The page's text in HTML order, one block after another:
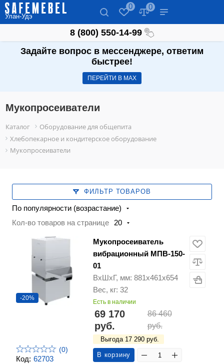
Улан-Удэ
0 0
8 (800) 550-14-99
Задайте вопрос в мессенджере, ответим
быстрее!
ПЕРЕЙТИ В МАХ
Мукопросеиватели
Каталог
Оборудование для общепита
Хлебопекарное и кондитерское оборудование
Мукопросеиватели
ФИЛЬТР ТОВАРОВ
По популярности (возрастание)
Кол-во товаров на странице
20
Код: 62703
-20%
(0)
Мукопросеиватель
вибрационный МПВ-150-
01
ВхШхГ, мм: 881х461х654
Вес, кг: 32
Есть в наличии
69 170
руб.
86 460
руб.
Выгода 17 290 руб.
В корзину